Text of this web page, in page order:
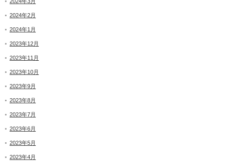
2024年2月
2024年1月
2023年12月
2023年11月
2023年10月
2023年9月
2023年8月
2023年7月
2023年6月
2023年5月
2023年4月